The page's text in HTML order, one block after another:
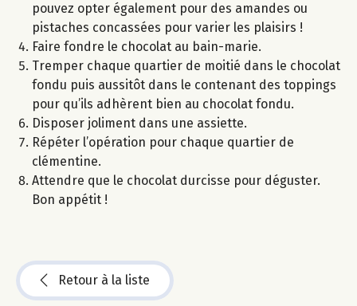
pouvez opter également pour des amandes ou
pistaches concassées pour varier les plaisirs !
Faire fondre le chocolat au bain-marie.
Tremper chaque quartier de moitié dans le chocolat
fondu puis aussitôt dans le contenant des toppings
pour qu’ils adhèrent bien au chocolat fondu.
Disposer joliment dans une assiette.
Répéter l’opération pour chaque quartier de
clémentine.
Attendre que le chocolat durcisse pour déguster.
Bon appétit !
Retour à la liste